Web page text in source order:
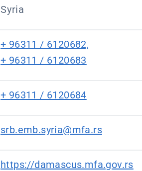
Syria
+ 96311 / 6120682,
+ 96311 / 6120683
+ 96311 / 6120684
srb.emb.syria@mfa.rs
https://damascus.mfa.gov.rs